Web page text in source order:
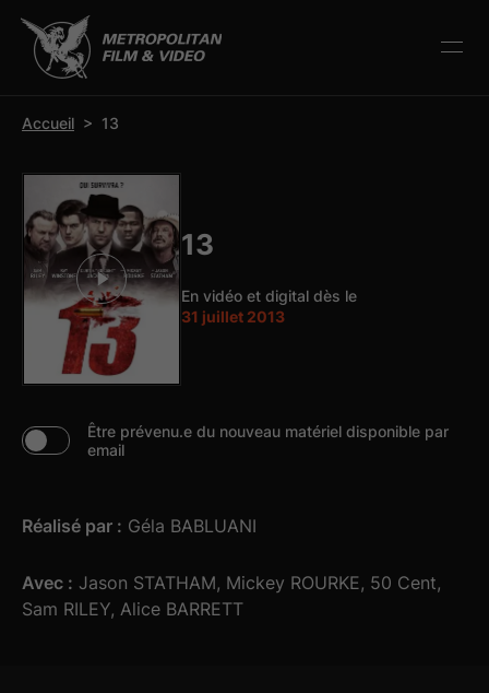
barre d’outils
Accueil > 13
13
En vidéo et digital dès le
31 juillet 2013
Être prévenu.e du nouveau matériel disponible par
email
Réalisé par : Géla BABLUANI
Avec : Jason STATHAM, Mickey ROURKE, 50 Cent,
Sam RILEY, Alice BARRETT